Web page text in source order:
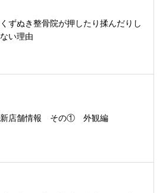
くずぬき整骨院が押したり揉んだりし
ない理由
新店舗情報 その① 外観編